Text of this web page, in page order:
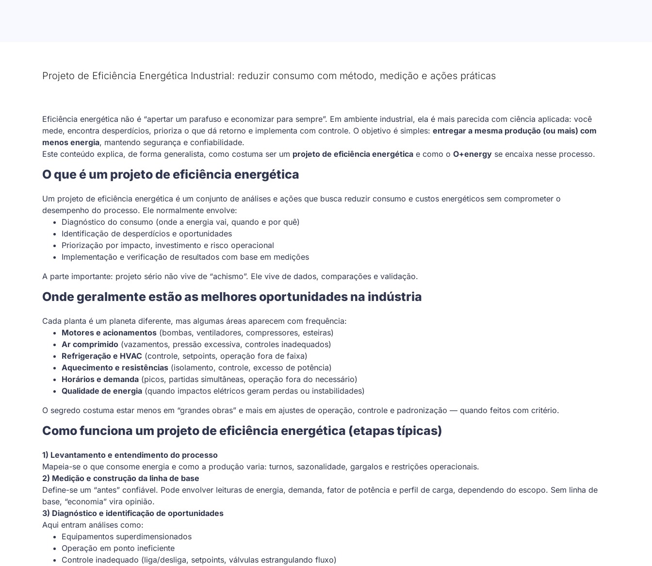
Projeto de Eficiência Energética Industrial: reduzir consumo com método, medição e ações práticas
Eficiência energética não é “apertar um parafuso e economizar para sempre”. Em ambiente industrial, ela é mais parecida com ciência aplicada: você
mede, encontra desperdícios, prioriza o que dá retorno e implementa com controle. O objetivo é simples:entregar a mesma produção (ou mais) com
menos energia, mantendo segurança e confiabilidade.
Este conteúdo explica, de forma generalista, como costuma ser um projeto de eficiência energética e como oO+energy se encaixa nesse processo.
O que é um projeto de eficiência energética
Um projeto de eficiência energética é um conjunto de análises e ações que busca reduzir consumo e custos energéticos sem comprometer o
desempenho do processo. Ele normalmente envolve:
Diagnóstico do consumo (onde a energia vai, quando e por quê)
Identificação de desperdícios e oportunidades
Priorização por impacto, investimento e risco operacional
Implementação e verificação de resultados com base em medições
A parte importante: projeto sério não vive de “achismo”. Ele vive de dados, comparações e validação.
Onde geralmente estão as melhores oportunidades na indústria
Cada planta é um planeta diferente, mas algumas áreas aparecem com frequência:
Motores e acionamentos (bombas, ventiladores, compressores, esteiras)
Ar comprimido (vazamentos, pressão excessiva, controles inadequados)
Refrigeração e HVAC (controle, setpoints, operação fora de faixa)
Aquecimento e resistências (isolamento, controle, excesso de potência)
Horários e demanda (picos, partidas simultâneas, operação fora do necessário)
Qualidade de energia (quando impactos elétricos geram perdas ou instabilidades)
O segredo costuma estar menos em “grandes obras” e mais em ajustes de operação, controle e padronização — quando feitos com critério.
Como funciona um projeto de eficiência energética (etapas típicas)
1) Levantamento e entendimento do processo
Mapeia-se o que consome energia e como a produção varia: turnos, sazonalidade, gargalos e restrições operacionais.
2) Medição e construção da linha de base
Define-se um “antes” confiável. Pode envolver leituras de energia, demanda, fator de potência e perfil de carga, dependendo do escopo. Sem linha de
base, “economia” vira opinião.
3) Diagnóstico e identificação de oportunidades
Aqui entram análises como:
Equipamentos superdimensionados
Operação em ponto ineficiente
Controle inadequado (liga/desliga, setpoints, válvulas estrangulando fluxo)